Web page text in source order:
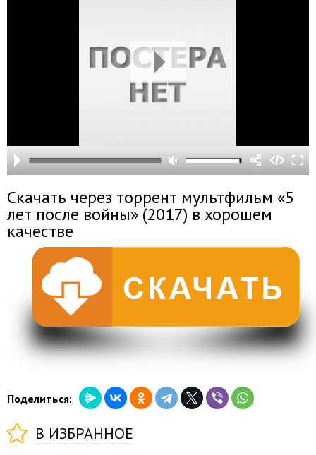
Скачать через торрент мультфильм «5
лет после войны» (2017) в хорошем
качестве
Поделиться:
В ИЗБРАННОЕ